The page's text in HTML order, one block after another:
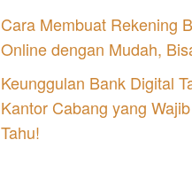
Cara Membuat Rekening
Online dengan Mudah,
Keunggulan Bank Digital
Kantor Cabang yang
Tahu!